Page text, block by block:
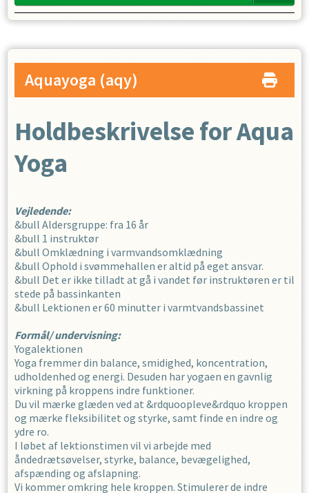
Aquayoga (aqy)
Holdbeskrivelse for Aqua
Yoga
Vejledende:
&bull Aldersgruppe: fra 16 år
&bull 1 instruktør
&bull Omklædning i varmvandsomklædning
&bull Ophold i svømmehallen er altid på eget ansvar.
&bull Det er ikke tilladt at gå i vandet før instruktøren er til
stede på bassinkanten
&bull Lektionen er 60 minutter i varmtvandsbassinet
Formål/ undervisning:
Yogalektionen
Yoga fremmer din balance, smidighed, koncentration,
udholdenhed og energi. Desuden har yogaen en gavnlig
virkning på kroppens indre funktioner.
Du vil mærke glæden ved at &rdquoopleve&rdquo kroppen
og mærke fleksibilitet og styrke, samt finde en indre og
ydre ro.
I løbet af lektionstimen vil vi arbejde med
åndedrætsøvelser, styrke, balance, bevægelighed,
afspænding og afslapning.
Vi kommer omkring hele kroppen. Stimulerer de indre